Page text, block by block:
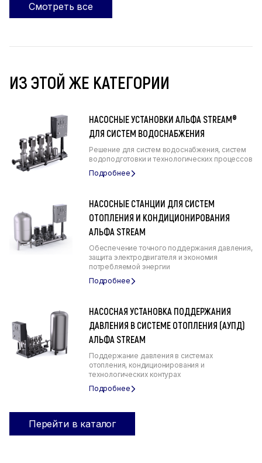
Смотреть все
ИЗ ЭТОЙ ЖЕ КАТЕГОРИИ
НАСОСНЫЕ УСТАНОВКИ АЛЬФА STREAM®
ДЛЯ СИСТЕМ ВОДОСНАБЖЕНИЯ
Решение для систем водоснабжения, систем
водоподготовки и технологических процессов
НАСОСНЫЕ СТАНЦИИ ДЛЯ СИСТЕМ
ОТОПЛЕНИЯ И КОНДИЦИОНИРОВАНИЯ
АЛЬФА STREAM
Обеспечение точного поддержания давления,
защита электродвигателя и экономия
потребляемой энергии
НАСОСНАЯ УСТАНОВКА ПОДДЕРЖАНИЯ
ДАВЛЕНИЯ В СИСТЕМЕ ОТОПЛЕНИЯ (АУПД)
АЛЬФА STREAM
Поддержание давления в системах
отопления, кондиционирования и
технологических контурах
Перейти в каталог